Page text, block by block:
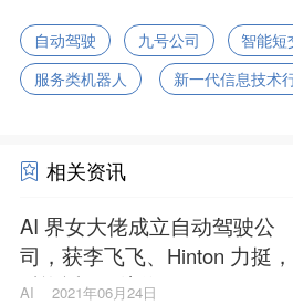
自动驾驶 九号公司
智能短
服务类机器人
新一代信息技术
相关资讯
AI 界女大佬成立自动驾驶公
司，获李飞飞、Hinton 力挺，
融资近亿刷新纪录
AI 2021年06月24日